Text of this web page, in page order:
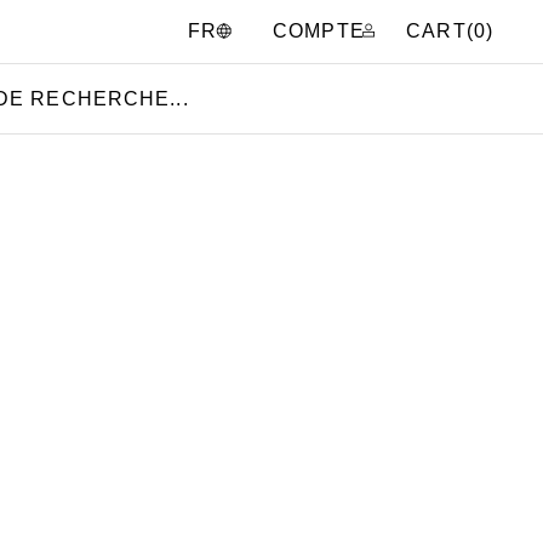
FR COMPTE CART(0)